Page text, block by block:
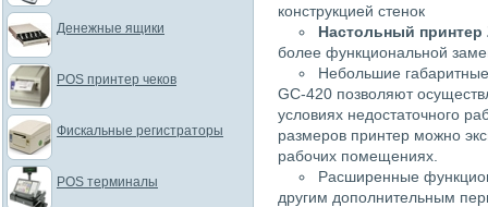
конструкцией стенок
Настольный принтер
более функциональной
Небольшие
GC-420 позволяют
условиях недостаточного
размеров принтер можно
рабочих помещениях.
Расширенные
другим дополнительным
Денежные ящики
POS принтер чеков
Фискальные регистраторы
POS терминалы